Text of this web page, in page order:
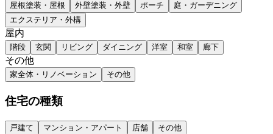
屋根塗装・屋根
外壁塗装・外壁 ポーチ
庭・ガーデニング
エクステリア・外構
屋内
階段 玄関 リビング ダイニング 洋室 和室 廊下
その他
家全体・リノベーション その他
住宅の種類
戸建て マンション・アパート 店舗 その他